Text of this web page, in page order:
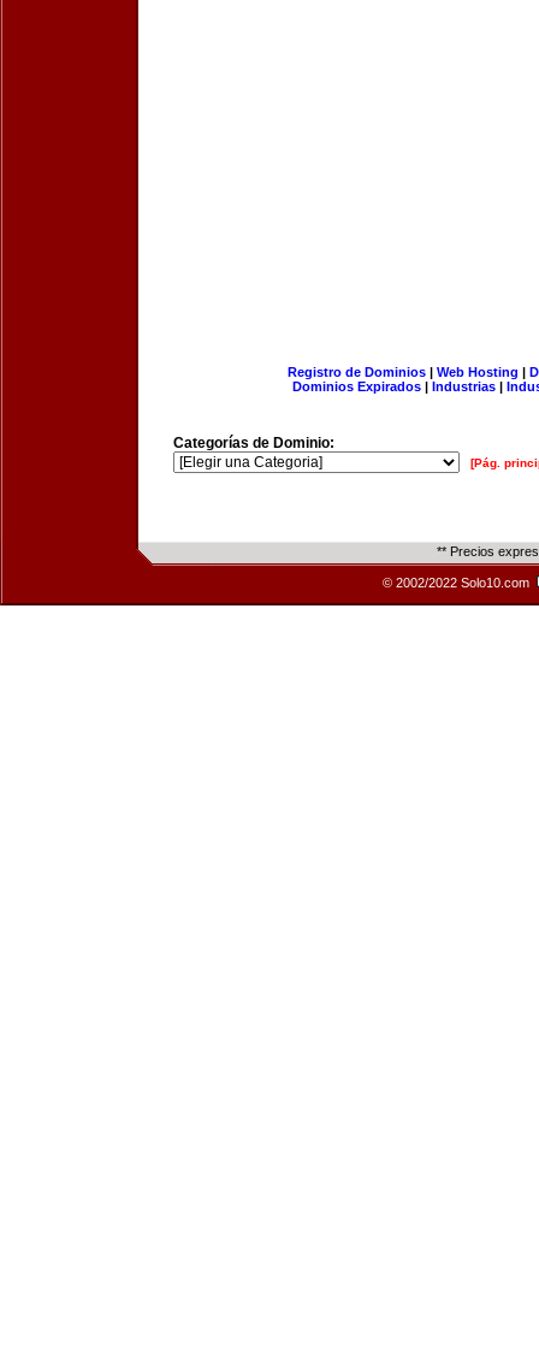
Registro de Dominios| Web Hosting |
Dominios Expirados | Industrias |
Categorías de Dominio:
[Pág.
** Precios
© 2002/2022 Solo10.com